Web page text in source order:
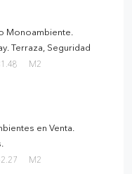
Monoambiente.
Terraza, Seguridad
M2
en Venta.
M2